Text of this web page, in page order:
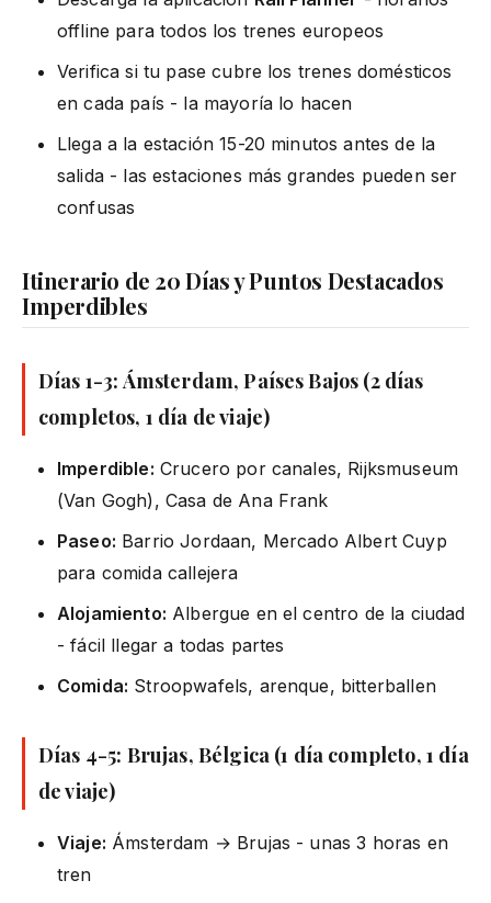
offline para todos los trenes europeos
Verifica si tu pase cubre los trenes domésticos
en cada país - la mayoría lo hacen
Llega a la estación 15-20 minutos antes de la
salida - las estaciones más grandes pueden ser
confusas
Itinerario de 20 Días y Puntos Destacados
Imperdibles
Días 1-3: Ámsterdam, Países Bajos (2 días
completos, 1 día de viaje)
Imperdible: Crucero por canales, Rijksmuseum
(Van Gogh), Casa de Ana Frank
Paseo: Barrio Jordaan, Mercado Albert Cuyp
para comida callejera
Alojamiento: Albergue en el centro de la ciudad
- fácil llegar a todas partes
Comida: Stroopwafels, arenque, bitterballen
Días 4-5: Brujas, Bélgica (1 día completo, 1 día
de viaje)
Viaje: Ámsterdam → Brujas - unas 3 horas en
tren